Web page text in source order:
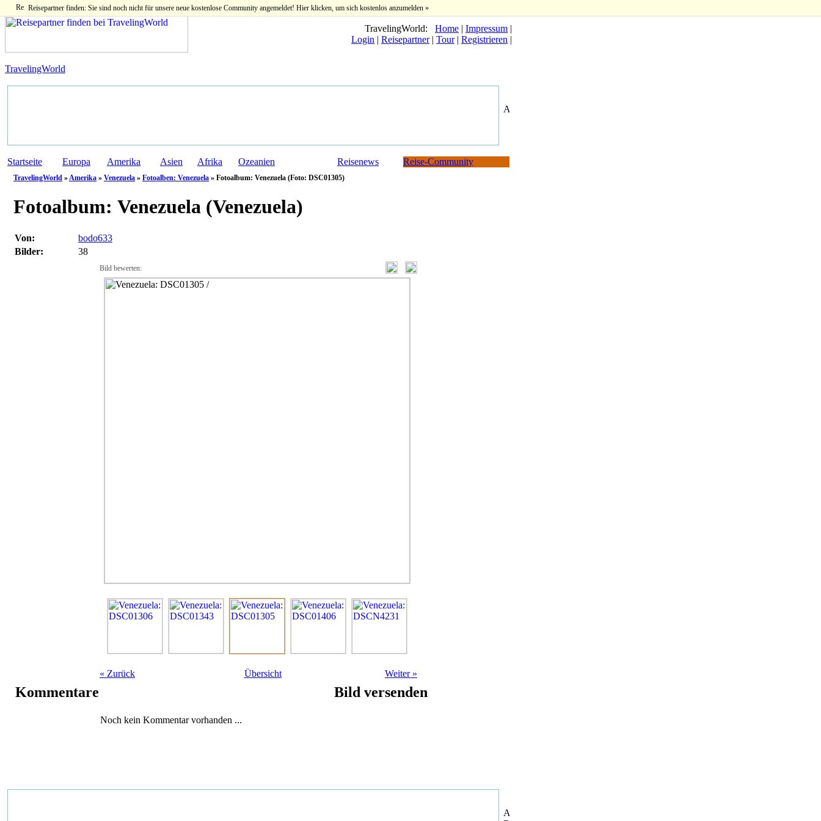
Reisepartner finden: Sie sind noch nicht für unsere neue kostenlose Community angemeldet! Hier klicken, um sich kostenlos anzumelden »
TravelingWorld: Home | Impressum |
Login | Reisepartner| Tour| Registrieren |
TravelingWorld
Startseite Europa Amerika Asien Afrika Ozeanien Reisenews Reise-Community
TravelingWorld »Amerika » Venezuela » Fotoalben: Venezuela » Fotoalbum: Venezuela (Foto: DSC01305)
Fotoalbum: Venezuela (Venezuela)
Von:
bodo633
Bilder:
38
Bild bewerten:
« Zurück Übersicht Weiter »
Kommentare
Noch kein Kommentar vorhanden ...
Bild versenden